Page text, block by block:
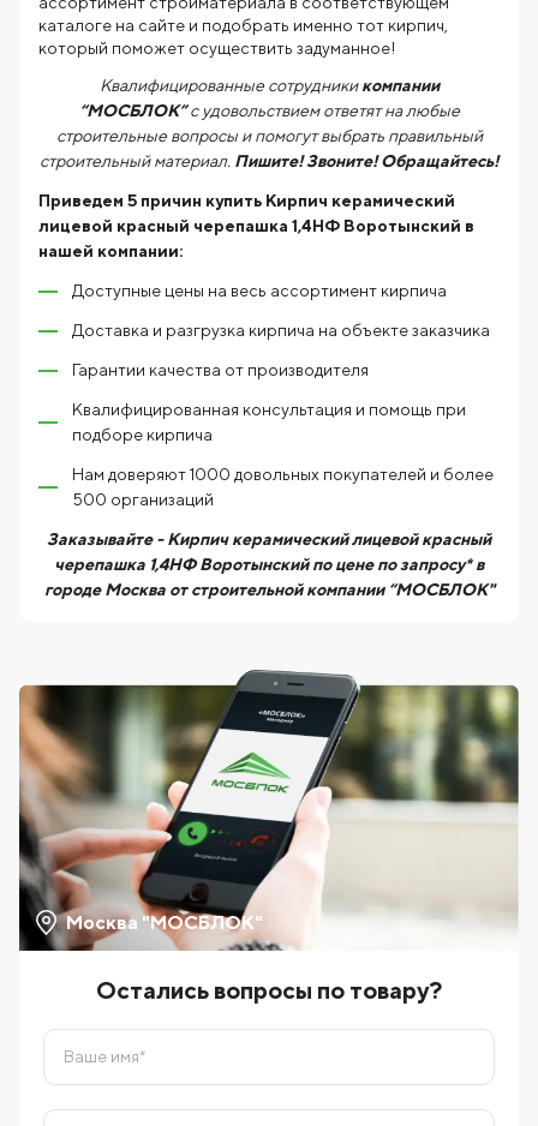
каталоге на сайте и подобрать именно тот кирпич,
который поможет осуществить задуманное!
Квалифицированные сотрудникикомпании
“МОСБЛОК”с удовольствием ответят на любые
строительные вопросы и помогут выбрать правильный
строительный материал. Пишите! Звоните! Обращайтесь!
Приведем 5 причин купить Кирпич керамический
лицевой красный черепашка 1,4НФ Воротынский в
нашей компании:
Доступные цены на весь ассортимент кирпича
Доставка и разгрузка кирпича на объекте заказчика
Гарантии качества от производителя
Квалифицированная консультация и помощь при
подборе кирпича
Нам доверяют 1000 довольных покупателей и более
500 организаций
Заказывайте - Кирпич керамический лицевой красный
черепашка 1,4НФ Воротынский по цене по запросу* в
городе Москва от строительной компании “МОСБЛОК"
Москва "МОСБЛОК"
Остались вопросы по товару?